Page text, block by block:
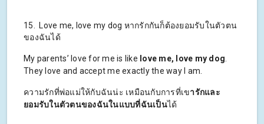
15. Love me, love my dog หากรักกันก็ต้องยอมรับในตัวตน
ของฉันได้
My parents’ love for me is like love me, love my dog
They love and accept me exactly the way I am.
ความรักที่พ่อแม่ให้กับฉันน่ะ เหมือนกับการที่เขารักและ
ยอมรับในตัวตนของฉันในแบบที่ฉันเป็นได้